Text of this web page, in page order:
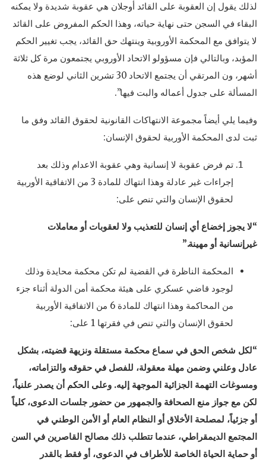
لذلك يقول إن العقوبة على القائد أوجلان هي عقوبة شديدة ولا يمكنه
البقاء في السجن حتى نهاية حياته، وهذا الحكم المفروض على القائد
لا يتوافق مع المحكمة الأوروبية وينتهك حق القائد، يجب تغيير الحكم
المؤبد، وبالتالي فإن مسؤولو الاتحاد الأوروبي يجتمعون مرة كل ثلاثة
أشهر، ون المرتقي أن يجتمع الاتحاد 30 تشرين الثاني لوضع هذه
المسألة على جدول أعماله والبت فيها”.
وفيما يلي أيضاً مجموعة الانتهاكات القانونية لحقوق القائد وفق ما
ثبت لدى المحكمة الأوربية لحقوق الإنسان:
تم فرض عقوبة لا إنسانية وهي عقوبة الاعدام وذلك بعد
إجراءات غير عادلة وهذا انتهاك للمادة 3 من الاتفاقية الأوربية
لحقوق الإنسان والتي تنص على:
“لا يجوز إخضاع أي إنسان للتعذيب ولا لعقوبات أو معاملات
غيرإنسانية أو مهينة.”
المحكمة الناظرة في القضية لم تكن محكمة محايدة وذلك
لوجود قاضي عسكري على هيئة محكمة أمن الدولة أثناء جزء
من المحاكمة وهذا انتهاك للمادة 6 من الاتفاقية الأوربية
لحقوق الإنسان والتي تنص في فقرتها 1 على:
“لكل شخص الحق في سماع محكمة مستقلة ونزيهة قضيته، بشكل
عادل وعلني وضمن مهلة معقولة، للفصل في حقوقه والتزاماته،
ومسوغات التهمة الجزائية الموجهة إليه. وعلى الحكم أن يصدر علنياً،
لكن مع جواز منع الصحافة والجمهور من حضور جلسات الدعوى، كلياً
أو جزئياً، لمصلحة الأخلاق أو النظام العام أو الأمن الوطني في
اﻟﻤﺠتمع الديمقراطي، عندما تتطلب ذلك مصالح القاصرين في السن
أو حماية الحياة الخاصة للأطراف في الدعوى، أو فقط بالقدر